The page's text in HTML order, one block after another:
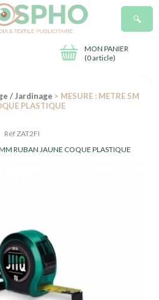
MON PANIER
(0 article)
/ Jardinage > MESURE : METRE 5M
PLASTIQUE
Réf ZAT2FI
RUBAN JAUNE COQUE PLASTIQUE